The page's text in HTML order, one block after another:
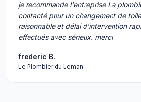
je recommande l'entreprise Le
contacté pour un changement de
raisonnable et délai d'intervention
effectués avec sérieux. merci
frederic B.
Le Plombier du Leman